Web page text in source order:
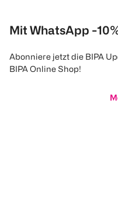
Mit WhatsApp -
Abonniere jetzt die BIPA
BIPA Online Shop!